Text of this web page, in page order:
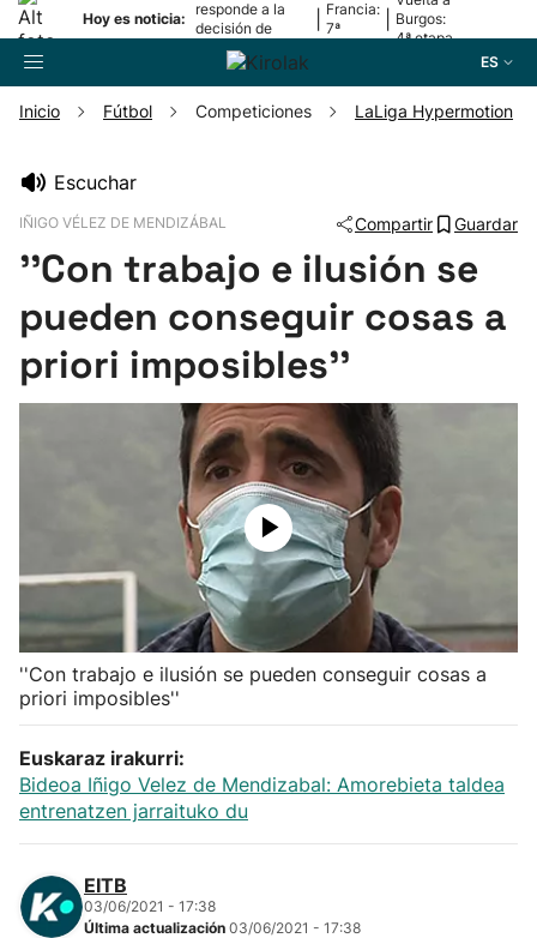
Hoy es noticia:
responde a la
decisión de
Oriamendi
Francia:
7ª
Burgos:
4ª etapa
ES
Pelota
Remo
Herri-kirolak
Balonmano
Kirolak 360
Atletismo
Carreras de montaña
Más deportes
Inicio Fútbol Competiciones LaLiga Hypermotion
Escuchar
IÑIGO VÉLEZ DE MENDIZÁBAL Compartir Guardar
''Con trabajo e ilusión se
pueden conseguir cosas a
priori imposibles''
''Con trabajo e ilusión se pueden conseguir cosas a
priori imposibles''
Euskaraz irakurri:
Bideoa Iñigo Velez de Mendizabal: Amorebieta taldea
entrenatzen jarraituko du
EITB
03/06/2021 - 17:38
Última actualización 03/06/2021 - 17:38